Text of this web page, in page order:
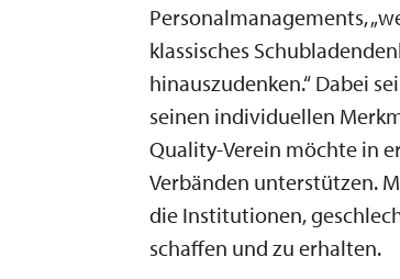
Personalmanagements,
klassisches
hinauszudenken.“ Dabei
seinen individuellen
Quality-Verein möchte in
Verbänden unterstützen.
die Institutionen,
schaffen und zu erhalten.